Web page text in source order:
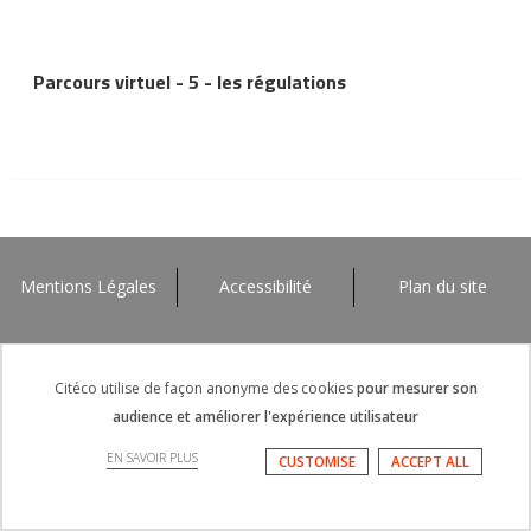
Parcours virtuel - 5 - les régulations
Mentions Légales Accessibilité Plan du site
Citéco utilise de façon anonyme des cookiespour mesurer son
audience et améliorer l'expérience utilisateur
EN SAVOIR PLUS ACCEPT ALL
CUSTOMISE